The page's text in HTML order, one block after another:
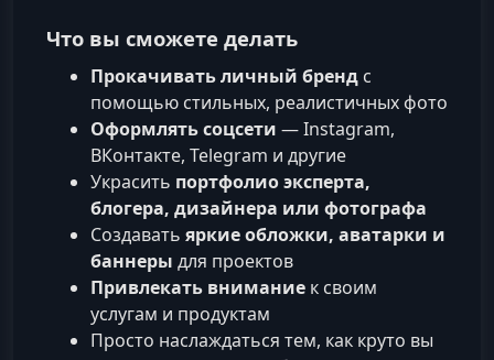
Что вы сможете делать
Прокачивать личный бренд с
помощью стильных, реалистичных фото
Оформлять соцсети — Instagram,
ВКонтакте, Telegram и другие
Украсить портфолио эксперта,
блогера, дизайнера или фотографа
Создавать яркие обложки, аватарки и
баннеры для проектов
Привлекать внимание к своим
услугам и продуктам
Просто наслаждаться тем, как круто вы